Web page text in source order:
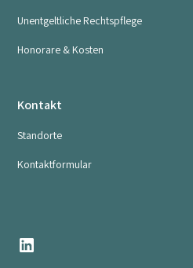
Unentgeltliche Rechtspflege
Honorare & Kosten
Kontakt
Standorte
Kontaktformular